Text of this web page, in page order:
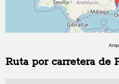
Ruta por carretera de